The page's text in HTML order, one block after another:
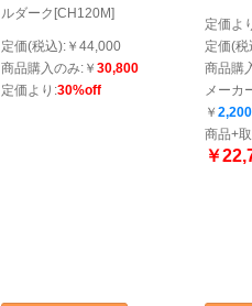
ルダーク[CH120M]
定価(税込):￥44,000
商品購入のみ:￥ 30,800
定価より:30%off
定価よ
定価(
商品購
メーカ
￥ 2,200
商品+
￥